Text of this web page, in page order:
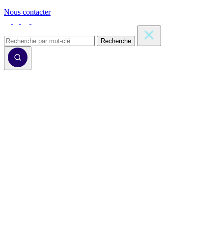
Nous contacter
Recherche